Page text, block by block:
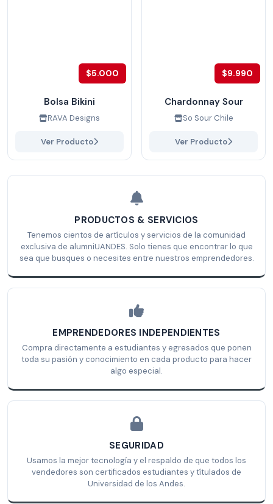
$5.000
Bolsa Bikini
RAVA Designs
Ver Producto
$9.990
Chardonnay Sour
So Sour Chile
Ver Producto
PRODUCTOS & SERVICIOS
Tenemos cientos de artículos y servicios de la comunidad
exclusiva de alumniUANDES. Solo tienes que encontrar lo que
sea que busques o necesites entre nuestros emprendedores.
EMPRENDEDORES INDEPENDIENTES
Compra directamente a estudiantes y egresados que ponen
toda su pasión y conocimiento en cada producto para hacer
algo especial.
SEGURIDAD
Usamos la mejor tecnología y el respaldo de que todos los
vendedores son certificados estudiantes y títulados de
Universidad de los Andes.